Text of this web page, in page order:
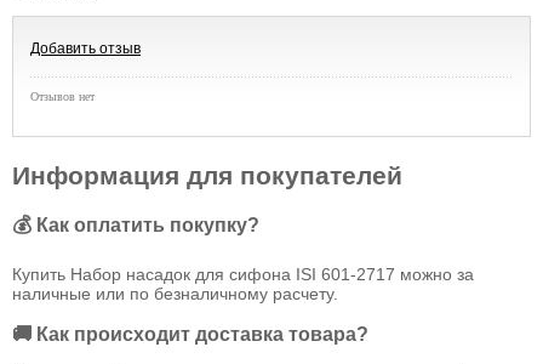
Добавить отзыв
Отзывов нет
Информация для покупателей
💰 Как оплатить покупку?
Купить Набор насадок для сифона ISI 601-2717 можно за
наличные или по безналичному расчету.
🚚 Как происходит доставка товара?